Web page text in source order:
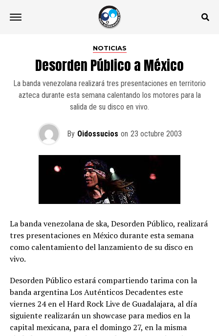
NOTICIAS
Desorden Público a México
La banda venezolana realizará tres presentaciones en territorio
azteca durante esta semana calentando los motores para la
salida de su disco en vivo.
By Oidossucios on 23 octubre 2003
La banda venezolana de ska, Desorden Público, realizará
tres presentaciones en México durante esta semana
como calentamiento del lanzamiento de su disco en
vivo.
Desorden Público estará compartiendo tarima con la
banda argentina Los Auténticos Decadentes este
viernes 24 en el Hard Rock Live de Guadalajara, al día
siguiente realizarán un showcase para medios en la
capital mexicana, para el domingo 27, en la misma